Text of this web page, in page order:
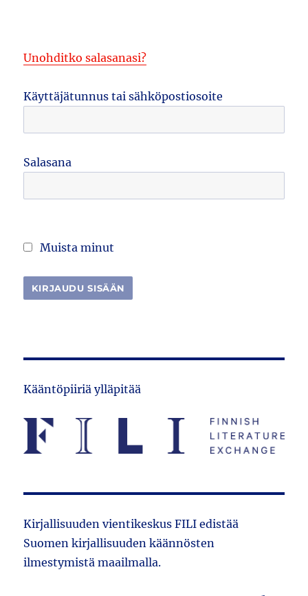
Unohditko salasanasi?
Käyttäjätunnus tai sähköpostiosoite
Salasana
Muista minut
Kääntöpiiriä ylläpitää
Kirjallisuuden vientikeskus FILI edistää
Suomen kirjallisuuden käännösten
ilmestymistä maailmalla.